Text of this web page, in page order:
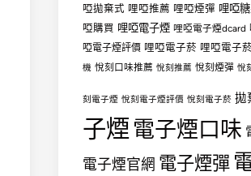
啞拋棄式 哩啞推薦 哩啞煙彈 哩啞
啞購買 哩啞電子煙 哩啞電子煙dcard
啞電子煙評價 哩啞電子菸 哩啞電子
機 悅刻口味推薦 悅刻推薦 悅刻煙彈 悅
刻電子煙 悅刻電子煙評價 悅刻電子菸 拋
子煙 電子煙口味
電子煙官網 電子煙彈